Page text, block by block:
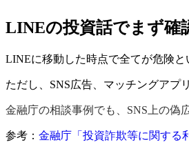
LINEの投資話でまず確
LINEに移動した時点で全てが危険と
ただし、SNS広告、マッチングアプ
金融庁の相談事例でも、SNS上の偽
参考： 金融庁「投資詐欺等に関する